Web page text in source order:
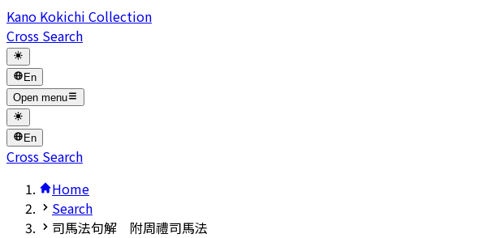
Kano Kokichi Collection
Cross Search
En
Open menu
En
Cross Search
Home
Search
司馬法句解 附周禮司馬法